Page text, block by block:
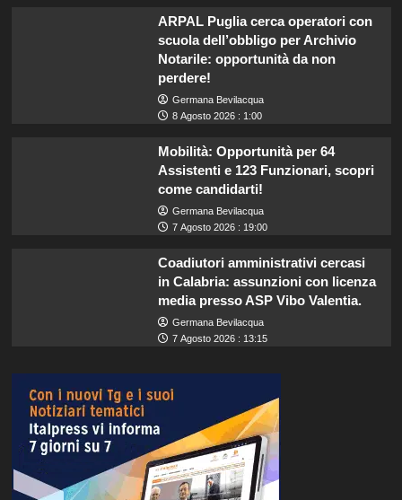
ARPAL Puglia cerca operatori con
scuola dell’obbligo per Archivio
Notarile: opportunità da non
perdere!
Germana Bevilacqua
8 Agosto 2026 : 1:00
Mobilità: Opportunità per 64
Assistenti e 123 Funzionari, scopri
come candidarti!
Germana Bevilacqua
7 Agosto 2026 : 19:00
Coadiutori amministrativi cercasi
in Calabria: assunzioni con licenza
media presso ASP Vibo Valentia.
Germana Bevilacqua
7 Agosto 2026 : 13:15